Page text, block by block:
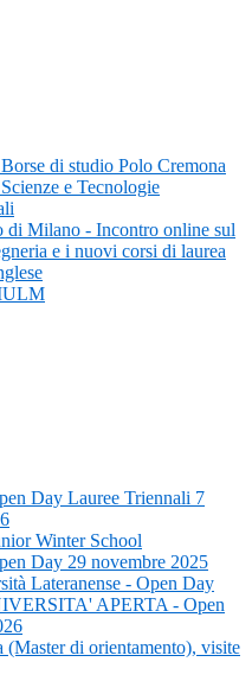
di studio Polo Cremona
e Tecnologie
di Milano - Incontro online sul
e i nuovi corsi di laurea
Day Lauree Triennali 7
Winter School
Day 29 novembre 2025
Lateranense - Open Day
APERTA - Open
(Master di orientamento), visite